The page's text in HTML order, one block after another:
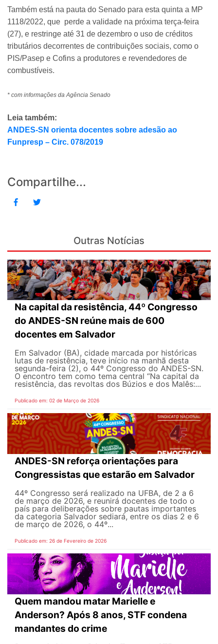
Também está na pauta do Senado para esta quinta a MP
1118/2022, que perde a validade na próxima terça-feira
(27), e restringe até 31 de dezembro o uso de créditos
tributários decorrentes de contribuições sociais, como o
PIS/Pasep e Cofins a produtores e revendedores de
combustíveis.
* com informações da Agência Senado
Leia também:
ANDES-SN orienta docentes sobre adesão ao
Funpresp – Circ. 078/2019
Compartilhe...
Outras Notícias
Na capital da resistência, 44º Congresso
do ANDES-SN reúne mais de 600
docentes em Salvador
Em Salvador (BA), cidade marcada por históricas
lutas de resistência, teve início na manhã desta
segunda-feira (2), o 44º Congresso do ANDES-SN.
O encontro tem como tema central “Na capital da
resistência, das revoltas dos Búzios e dos Malês:...
Publicado em: 02 de Março de 2026
ANDES-SN reforça orientações para
Congressistas que estarão em Salvador
44º Congresso será realizado na UFBA, de 2 a 6
de março de 2026, e reunirá docentes de todo o
país para deliberações sobre pautas importantes
da categoria Salvador sediará, entre os dias 2 e 6
de março de 2026, o 44º...
Publicado em: 26 de Fevereiro de 2026
Quem mandou matar Marielle e
Anderson? Após 8 anos, STF condena
mandantes do crime